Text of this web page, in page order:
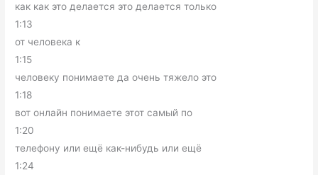
как как это делается это делается только
1:13
от человека к
1:15
человеку понимаете да очень тяжело это
1:18
вот онлайн понимаете этот самый по
1:20
телефону или ещё как-нибудь или ещё
1:24